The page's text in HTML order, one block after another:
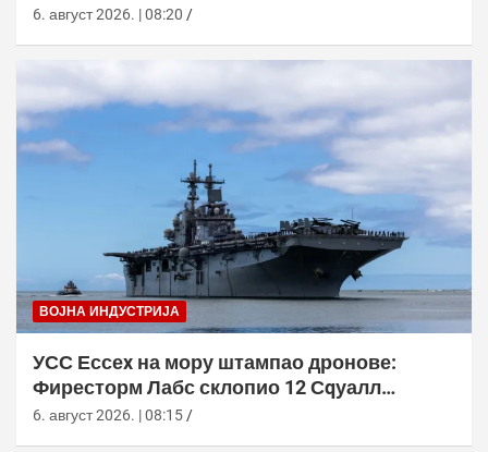
6. август 2026. | 08:20
ВОЈНА ИНДУСТРИЈА
УСС Ессеx на мору штампао дронове:
Фиресторм Лабс склопио 12 Сqуалл
летелица без допуне са копна
6. август 2026. | 08:15